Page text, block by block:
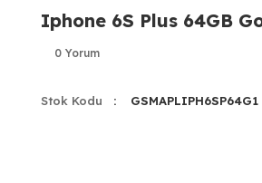
Iphone 6S Plus 64GB
0 Yorum
Stok Kodu GSMAPLIPH6SP64G1